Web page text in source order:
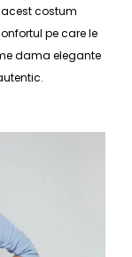
costum
pe care le
dama elegante